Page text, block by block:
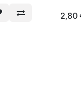
2,80